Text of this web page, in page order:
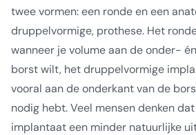
twee vormen: een ronde en een
druppelvormige, prothese. Het
wanneer je volume aan de onder-
borst wilt, het druppelvormige
vooral aan de onderkant van de
nodig hebt. Veel mensen denken
implantaat een minder natuurlijke